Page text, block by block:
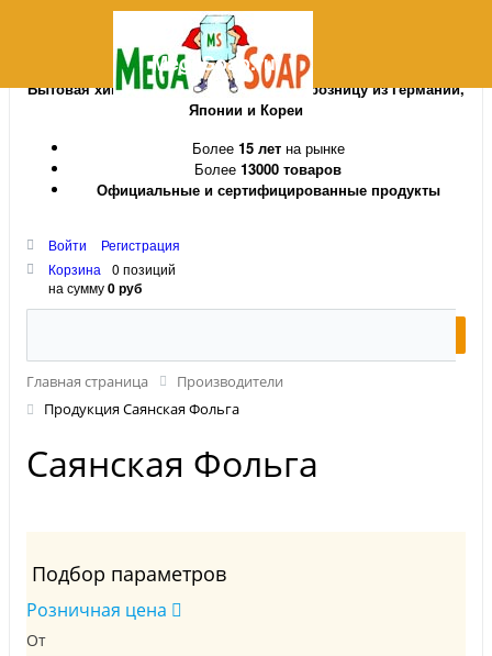
MegaSoap.ru
Бытовая химия и косметика оптом и в розницу из Германии,
Японии и Кореи
Более 15 летна рынке
Более 13000 товаров
Официальные и сертифицированные продукты
Войти
Регистрация
Корзина
0 позиций
на сумму0 руб
Главная страница
Производители
Продукция Саянская Фольга
Саянская Фольга
Подбор параметров
Розничная цена
От